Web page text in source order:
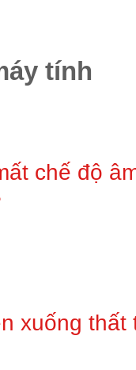
tính
chế độ
xuống